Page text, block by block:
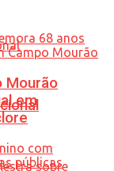
Mourão
em